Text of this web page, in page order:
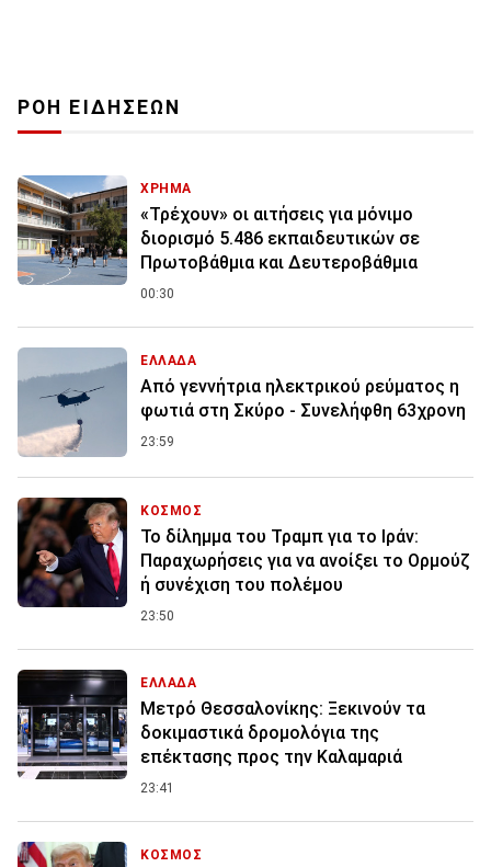
ΡΟΗ ΕΙΔΗΣΕΩΝ
ΧΡΗΜΑ
«Τρέχουν» οι αιτήσεις για μόνιμο
διορισμό 5.486 εκπαιδευτικών σε
Πρωτοβάθμια και Δευτεροβάθμια
00:30
ΕΛΛΑΔΑ
Από γεννήτρια ηλεκτρικού ρεύματος η
φωτιά στη Σκύρο - Συνελήφθη 63χρονη
23:59
ΚΟΣΜΟΣ
Το δίλημμα του Τραμπ για το Ιράν:
Παραχωρήσεις για να ανοίξει το Ορμούζ
ή συνέχιση του πολέμου
23:50
ΕΛΛΑΔΑ
Μετρό Θεσσαλονίκης: Ξεκινούν τα
δοκιμαστικά δρομολόγια της
επέκτασης προς την Καλαμαριά
23:41
ΚΟΣΜΟΣ